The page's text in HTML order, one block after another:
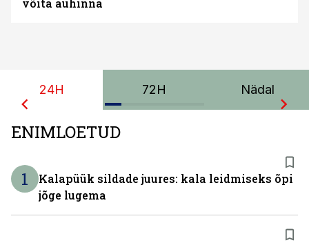
võita auhinna
24H 72H Nädal
ENIMLOETUD
1
Kalapüük sildade juures: kala leidmiseks õpi
jõge lugema